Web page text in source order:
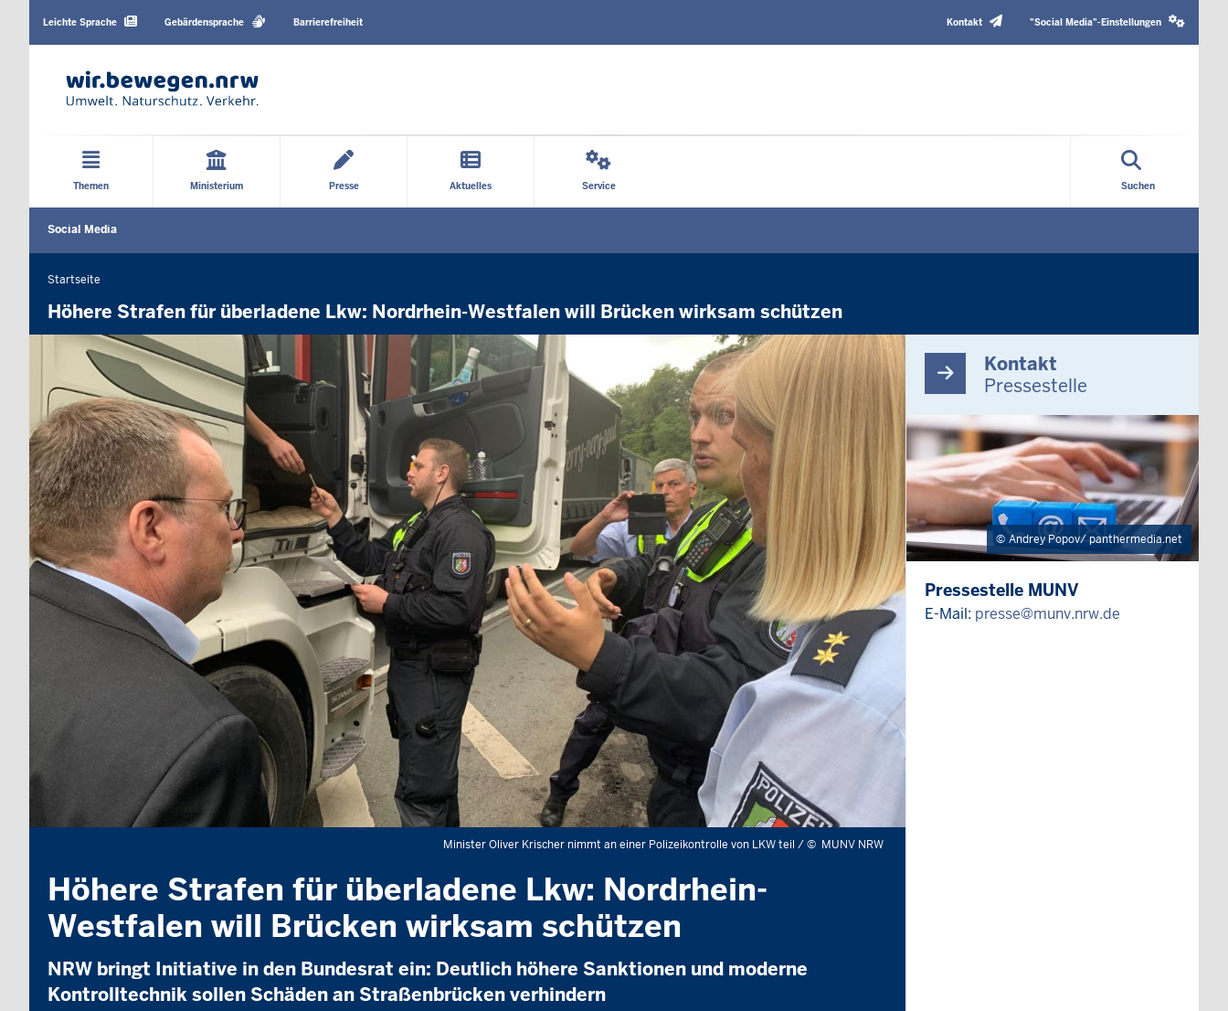
Sprachen
Leichte Sprache Gebärdensprache Barrierefreiheit
TopKontakt
media
"Social Media"-Einstellungen
Hauptmenü
Themen Ministerium Presse Aktuelles Service Suchen
Social Media
Sie
befinden
Startseite
Höhere Strafen für überladene Lkw: Nordrhein-Westfalen will Brücken wirksam schützen
Minister Oliver Krischer nimmt an einer Polizeikontrolle von LKW teil /© MUNV NRW
Höhere Strafen für überladene Lkw: Nordrhein-
Westfalen will Brücken wirksam schützen
NRW bringt Initiative in den Bundesrat ein: Deutlich höhere Sanktionen und moderne
Kontrolltechnik sollen Schäden an Straßenbrücken verhindern
Kontakt
Pressestelle
Andrey Popov/ panthermedia.net
Pressestelle MUNV
E-Mail: presse@munv.nrw.de